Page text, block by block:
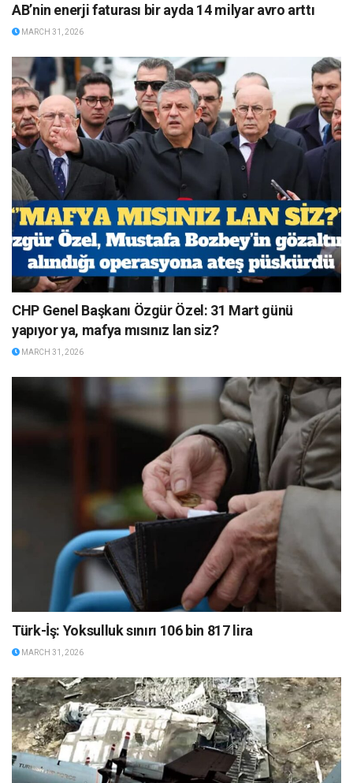
AB’nin enerji faturası bir ayda 14 milyar avro arttı
MARCH 31, 2026
CHP Genel Başkanı Özgür Özel: 31 Mart günü
yapıyor ya, mafya mısınız lan siz?
MARCH 31, 2026
Türk-İş: Yoksulluk sınırı 106 bin 817 lira
MARCH 31, 2026